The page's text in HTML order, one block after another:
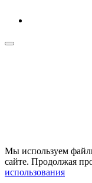
Мы используем
сайте. Продолжая
использования